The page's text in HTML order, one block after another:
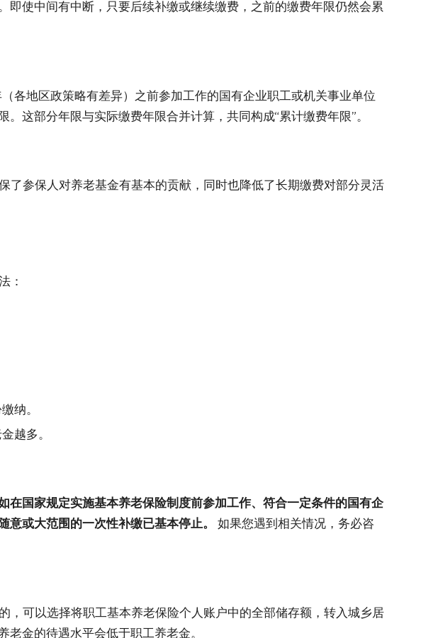
使中间有中断，只要后续补缴或继续缴费，之前的缴费年限仍然会累
各地区政策略有差异）之前参加工作的国有企业职工或机关事业单位
这部分年限与实际缴费年限合并计算，共同构成“累计缴费年限”。
参保人对养老基金有基本的贡献，同时也降低了长期缴费对部分灵活
：
纳。
越多。
国家规定实施基本养老保险制度前参加工作、符合一定条件的国有企
或大范围的一次性补缴已基本停止。
如果您遇到相关情况，务必咨
可以选择将职工基本养老保险个人账户中的全部储存额，转入城乡居
金的待遇水平会低于职工养老金。